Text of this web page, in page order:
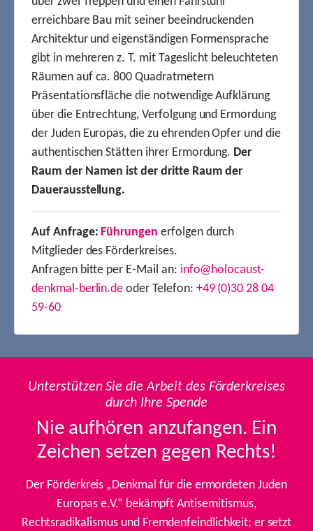
erreichbare Bau mit seiner beeindruckenden
Architektur und eigenständigen Formensprache
gibt in mehreren z. T. mit Tageslicht beleuchteten
Räumen auf ca. 800 Quadratmetern
Präsentationsfläche die notwendige Aufklärung
über die Entrechtung, Verfolgung und Ermordung
der Juden Europas, die zu ehrenden Opfer und die
authentischen Stätten ihrer Ermordung. Der
Raum der Namen ist der dritte Raum der
Dauerausstellung.
Auf Anfrage: Führungen erfolgen durch
Mitglieder des Förderkreises.
Anfragen bitte per E-Mail an: info@holocaust-
denkmal-berlin.de oder Telefon: +49 (0)30 28 04
59-60
Unterstützen Sie die Arbeit des Förderkreises
durch Ihre Spende
Nie aufhören anzufangen. Ein
Zeichen setzen gegen Rechts!
Der Förderkreis „Denkmal für die ermordeten Juden
Europas e.V.“ bekämpft Antisemitismus,
Rechtsradikalismus und Fremdenfeindlichkeit; er setzt